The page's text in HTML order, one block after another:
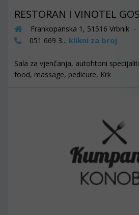
RESTORAN I VINOTEL
Frankopanska 1, 51516 Vrbnik
051 669 3... klikni za broj
Sala za vjenčanja, autohtoni
food, massage, pedicure, Krk